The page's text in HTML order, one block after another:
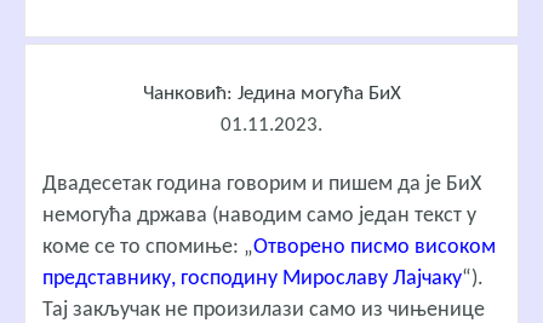
Чанковић: Једина могућа БиХ
01.11.2023.
Двадесетак година говорим и пишем да је БиХ
немогућа држава (наводим само један текст у
коме се то спомиње: „Отворено писмо високом
представнику, господину Мирославу Лајчаку“).
Тај закључак не произилази само из чињенице